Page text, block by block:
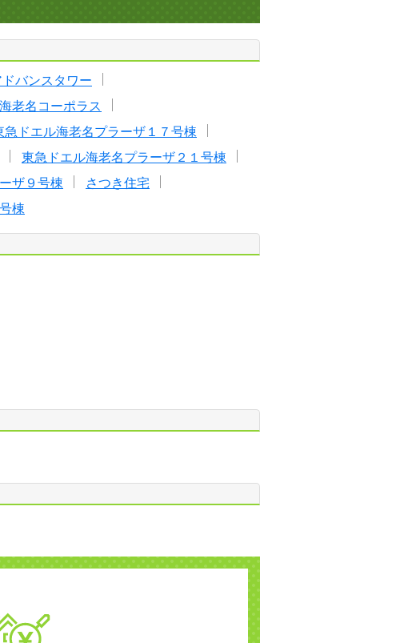
バンスタワー
海老名コーポラス
急ドエル海老名プラーザ１７号棟
東急ドエル海老名プラーザ２１号棟
ザ９号棟
さつき住宅
棟